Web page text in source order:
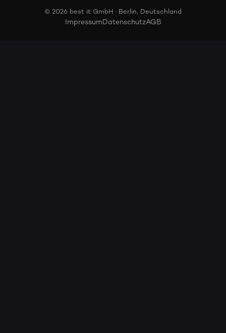
© 2026 best it GmbH · Berlin, Deutschland
Impressum DatenschutzAGB